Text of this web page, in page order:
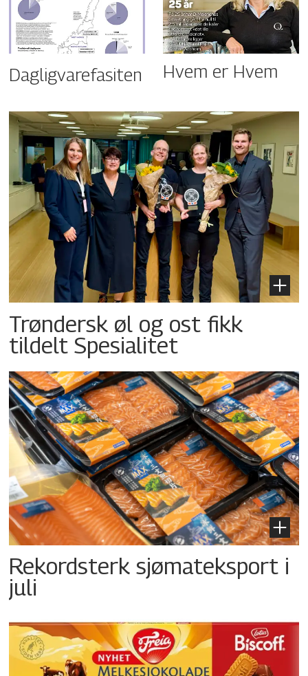
Dagligvarefasiten Hvem er Hvem
Trøndersk øl og ost fikk
tildelt Spesialitet
Rekordsterk sjømateksport i
juli